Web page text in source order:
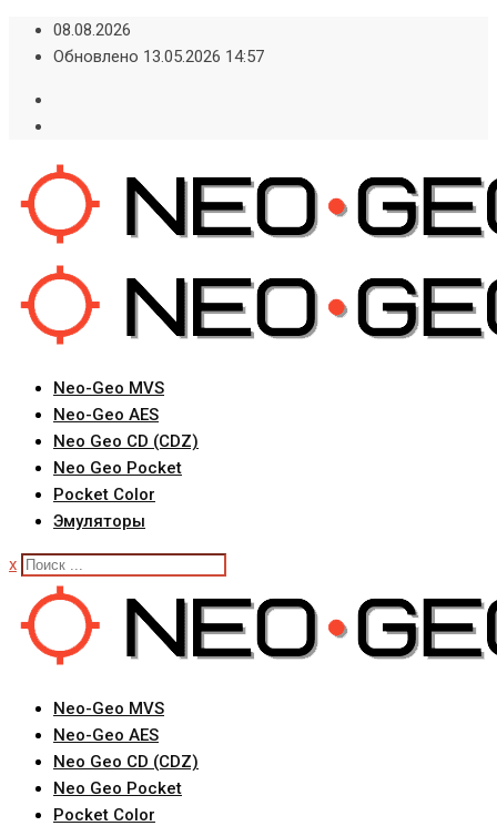
Skip
08.08.2026
Обновлено 13.05.2026 14:57
Neo-Geo MVS
Neo-Geo AES
Neo Geo CD (CDZ)
Neo Geo Pocket
Pocket Color
Эмуляторы
x
Neo-Geo MVS
Neo-Geo AES
Neo Geo CD (CDZ)
Neo Geo Pocket
Pocket Color